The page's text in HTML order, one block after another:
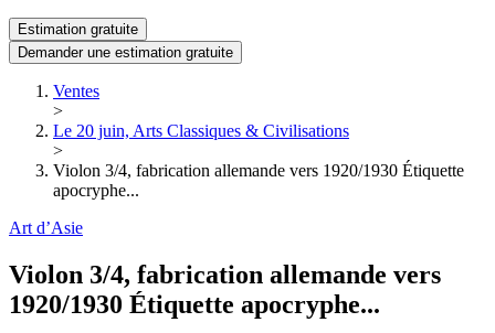
Estimation gratuite
Demander une estimation gratuite
Ventes
>
Le 20 juin, Arts Classiques & Civilisations
>
Violon 3/4, fabrication allemande vers 1920/1930 Étiquette
apocryphe...
Art d’Asie
Violon 3/4, fabrication allemande vers
1920/1930 Étiquette apocryphe...